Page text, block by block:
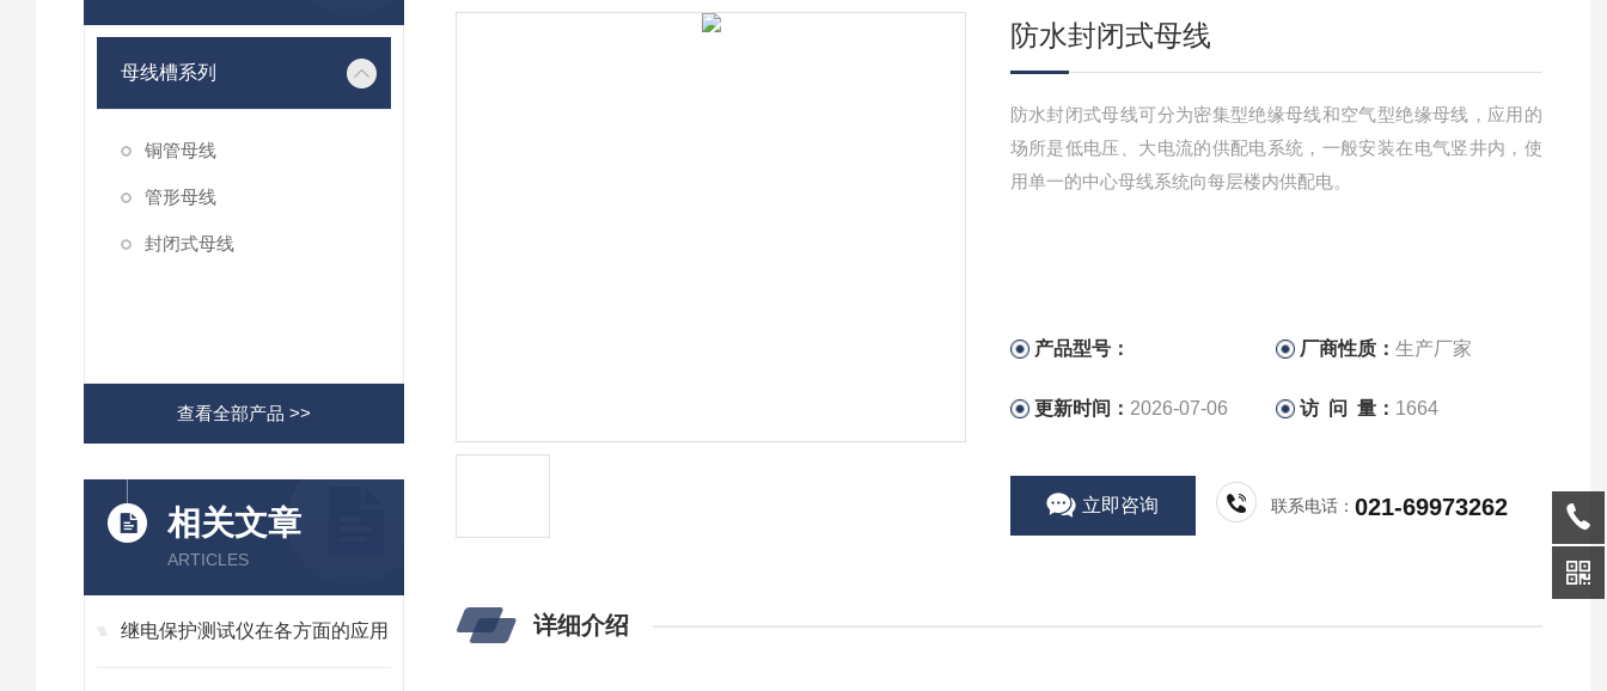
母线槽系列
铜管母线
管形母线
封闭式母线
查看全部产品 >>
相关文章
ARTICLES
继电保护测试仪在各方面的应用
防水封闭式母线
防水封闭式母线可分为密集型绝缘母线和空气型绝缘母线，应用的
场所是低电压、大电流的供配电系统，一般安装在电气竖井内，使
用单一的中心母线系统向每层楼内供配电。
产品型号： 厂商性质：生产厂家
更新时间： 2026-07-06 访 问 量： 1664
立即咨询 联系电话：021-69973262
详细介绍